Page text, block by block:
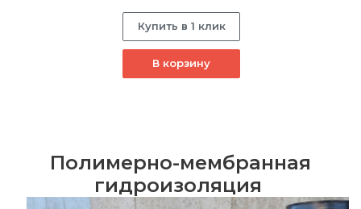
Купить в 1 клик
В корзину
Полимерно-мембранная
гидроизоляция